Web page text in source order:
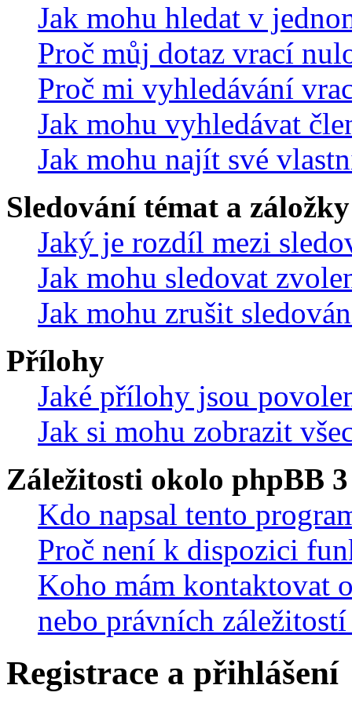
Jak mohu hledat v
Proč můj dotaz vrací
Proč mi vyhledávání
Jak mohu vyhledávat
Jak mohu najít své
Sledování témat a záložky
Jaký je rozdíl mezi
Jak mohu sledovat
Jak mohu zrušit
Přílohy
Jaké přílohy jsou
Jak si mohu zobrazit
Záležitosti okolo phpBB 3
Kdo napsal tento
Proč není k dispozici
Koho mám kontaktovat
nebo právních
Registrace a přihlášení